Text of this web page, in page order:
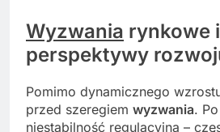
Wyzwania rynkowe i
perspektywy
Pomimo dynamicznego
przed szeregiem wyzwania.
niestabilność regulacyjna –